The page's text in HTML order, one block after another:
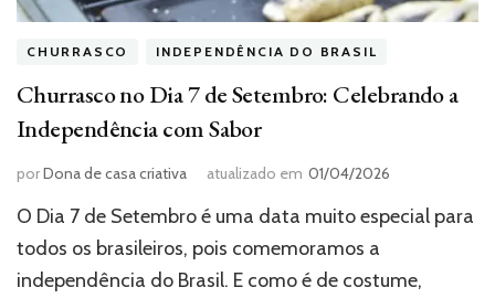
CHURRASCO INDEPENDÊNCIA DO BRASIL
Churrasco no Dia 7 de Setembro: Celebrando a
Independência com Sabor
porDona de casa criativa atualizado em 01/04/2026
O Dia 7 de Setembro é uma data muito especial para
todos os brasileiros, pois comemoramos a
independência do Brasil. E como é de costume,